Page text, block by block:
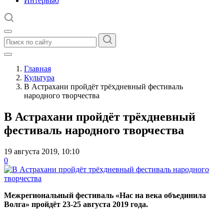
Главная
Культура
В Астрахани пройдёт трёхдневный фестиваль
народного творчества
В Астрахани пройдёт трёхдневный
фестиваль народного творчества
19 августа 2019, 10:10
0
Межрегиональный фестиваль «Нас на века объединила
Волга» пройдёт 23-25 августа 2019 года.